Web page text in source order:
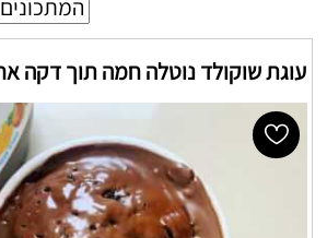
עוגת שוקולד נוטלה חמה תוך דקה